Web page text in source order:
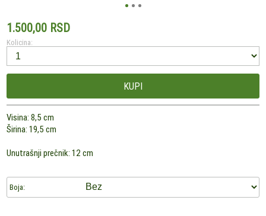
1.500,00 RSD
Kolicina:
KUPI
Visina: 8,5 cm
Širina: 19,5 cm
Unutrašnji prečnik: 12 cm
Boja: